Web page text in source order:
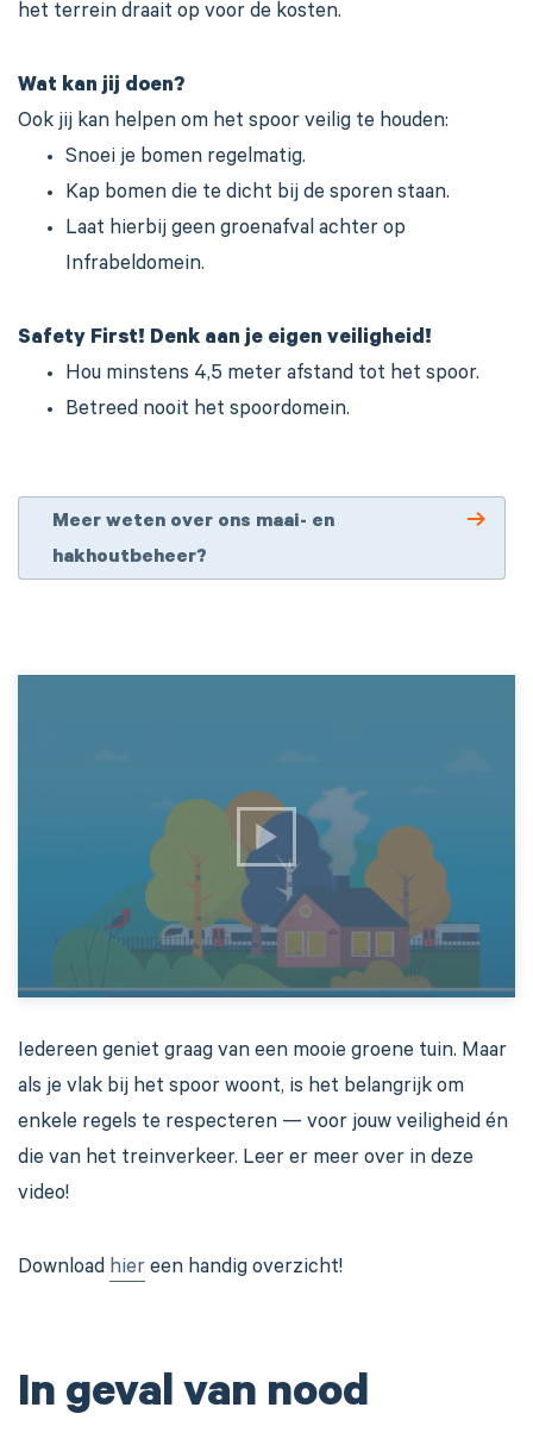
het terrein draait op voor de kosten.
Wat kan jij doen?
Ook jij kan helpen om het spoor veilig te houden:
Snoei je bomen regelmatig.
Kap bomen die te dicht bij de sporen staan.
Laat hierbij geen groenafval achter op
Infrabeldomein.
Safety First! Denk aan je eigen veiligheid!
Hou minstens 4,5 meter afstand tot het spoor.
Betreed nooit het spoordomein.
Meer weten over ons maai- en
hakhoutbeheer?
Iedereen geniet graag van een mooie groene tuin. Maar
als je vlak bij het spoor woont, is het belangrijk om
enkele regels te respecteren — voor jouw veiligheid én
die van het treinverkeer. Leer er meer over in deze
video!
Download hier een handig overzicht!
In geval van nood